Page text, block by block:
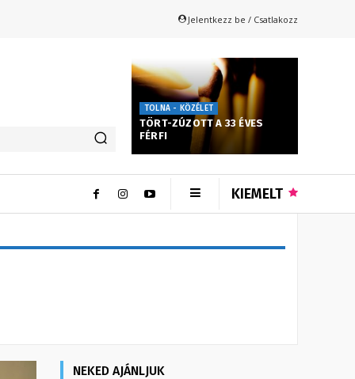
Jelentkezz be / Csatlakozz
TOLNA - KÖZÉLET
TÖRT-ZÚZOTT A 33 ÉVES
FÉRFI
KIEMELT
NEKED AJÁNLJUK